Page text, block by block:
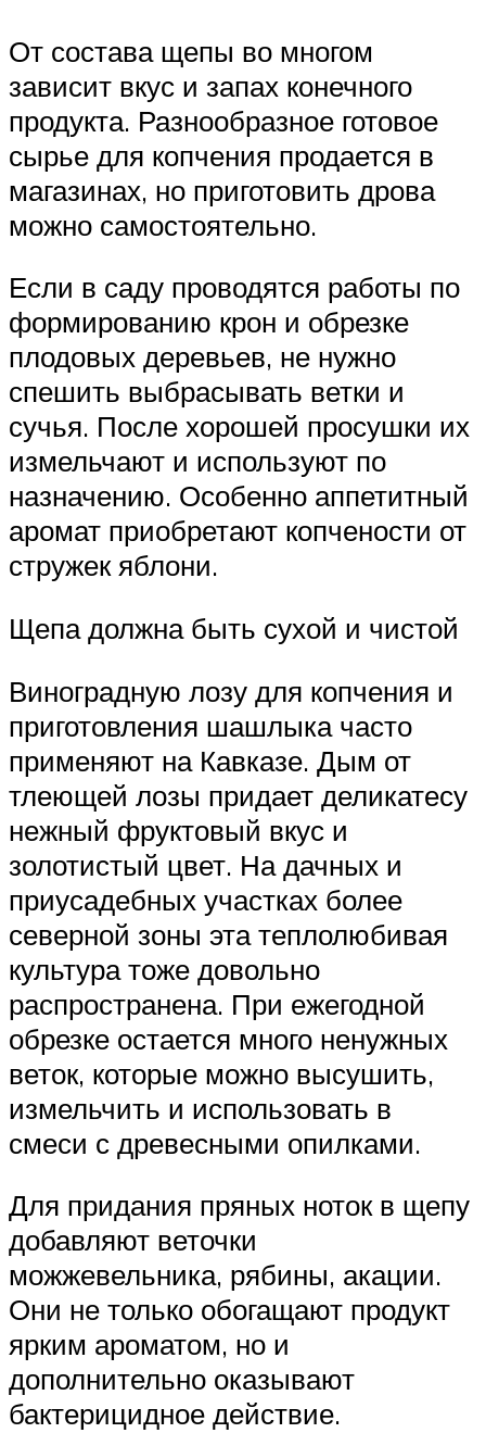
От состава щепы во многом
зависит вкус и запах конечного
продукта. Разнообразное готовое
сырье для копчения продается в
магазинах, но приготовить дрова
можно самостоятельно.
Если в саду проводятся работы по
формированию крон и обрезке
плодовых деревьев, не нужно
спешить выбрасывать ветки и
сучья. После хорошей просушки их
измельчают и используют по
назначению. Особенно аппетитный
аромат приобретают копчености от
стружек яблони.
Щепа должна быть сухой и чистой
Виноградную лозу для копчения и
приготовления шашлыка часто
применяют на Кавказе. Дым от
тлеющей лозы придает деликатесу
нежный фруктовый вкус и
золотистый цвет. На дачных и
приусадебных участках более
северной зоны эта теплолюбивая
культура тоже довольно
распространена. При ежегодной
обрезке остается много ненужных
веток, которые можно высушить,
измельчить и использовать в
смеси с древесными опилками.
Для придания пряных ноток в щепу
добавляют веточки
можжевельника, рябины, акации.
Они не только обогащают продукт
ярким ароматом, но и
дополнительно оказывают
бактерицидное действие.